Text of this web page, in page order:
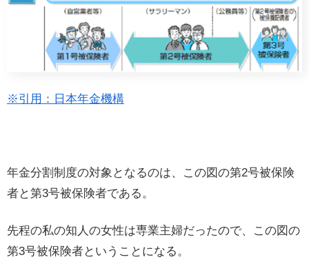
※引用：日本年金機構
年金分割制度の対象となるのは、この図の第2号被保険
者と第3号被保険者である。
先程の私の知人の女性は専業主婦だったので、この図の
第3号被保険者ということになる。